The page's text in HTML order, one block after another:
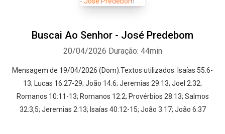
Buscai Ao Senhor - José Predebom
20/04/2026 Duração: 44min
Mensagem de 19/04/2026 (Dom).Textos utilizados: Isaías 55:6-
13; Lucas 16:27-29; João 14:6; Jeremias 29:13; Joel 2:32;
Romanos 10:11-13; Romanos 12:2; Provérbios 28:13; Salmos
32:3,5; Jeremias 2:13; Isaías 40:12-15; João 3:17; João 6:37